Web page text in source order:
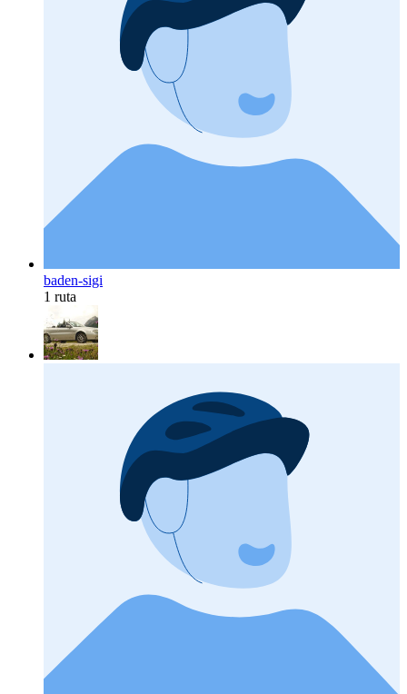
baden-sigi
1 ruta